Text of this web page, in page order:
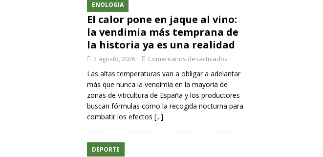
ENOLOGIA
El calor pone en jaque al vino:
la vendimia más temprana de
la historia ya es una realidad
2 agosto, 2026 Comentarios desactivados
Las altas temperaturas van a obligar a adelantar
más que nunca la vendimia en la mayoría de
zonas de viticultura de España y los productores
buscan fórmulas como la recogida nocturna para
combatir los efectos [...]
DEPORTE